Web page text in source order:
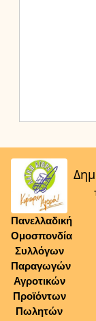
Πανελλαδική
Ομοσπονδία
Συλλόγων
Παραγωγών
Αγροτικών
Προϊόντων
Πωλητών